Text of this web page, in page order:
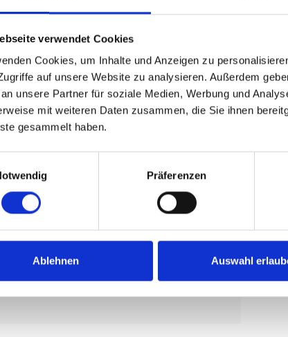
verwendet Cookies
Cookies, um Inhalte und Anzeigen zu
auf unsere Website zu analysieren. Außerdem
unsere Partner für soziale Medien, Werbung und
mit weiteren Daten zusammen, die Sie ihnen
gesammelt haben.
Präferenzen
Ablehnen Auswahl
Tunnelzug sorgt für einen individuell anpassbaren Sitz. Der
an den Schultern U-Boot-Ausschnitt Kurzarm Unifarbe
Material: 50% Baumwolle, 50% Modal
in Reinigungsmaschine mit folgenden